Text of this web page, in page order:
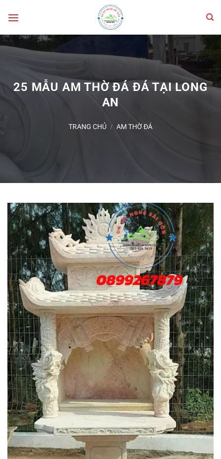
qua
dung
25 MẪU AM THỜ ĐÁ ĐÁ TẠI LONG
AN
TRANG CHỦ / AM THỜ ĐÁ